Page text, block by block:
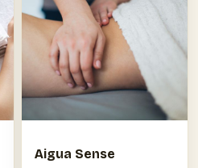
Aigua Sense